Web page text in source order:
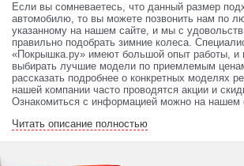
Если вы сомневаетесь, что данный размер
автомобилю, то вы можете позвонить нам по
указанному на нашем сайте, и мы с
правильно подобрать зимние колеса.
«Покрышка.ру» имеют большой опыт работы, и
выбирать лучшие модели по приемлемым
рассказать подробнее о конкретных моделях
нашей компании часто проводятся акции и
Ознакомиться с информацией можно на нашем
Читать описание полностью